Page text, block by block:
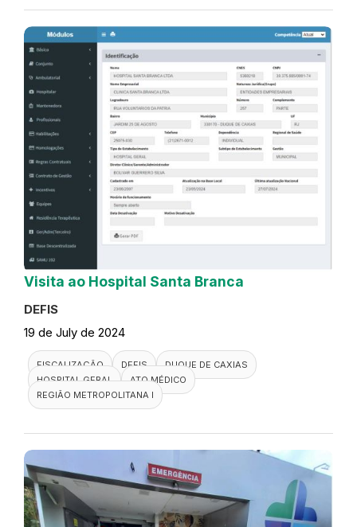
Visita ao Hospital Santa Branca
DEFIS
19 de July de 2024
FISCALIZAÇÃO DEFIS
DUQUE DE CAXIAS
HOSPITAL GERAL
ATO MÉDICO
REGIÃO METROPOLITANA I